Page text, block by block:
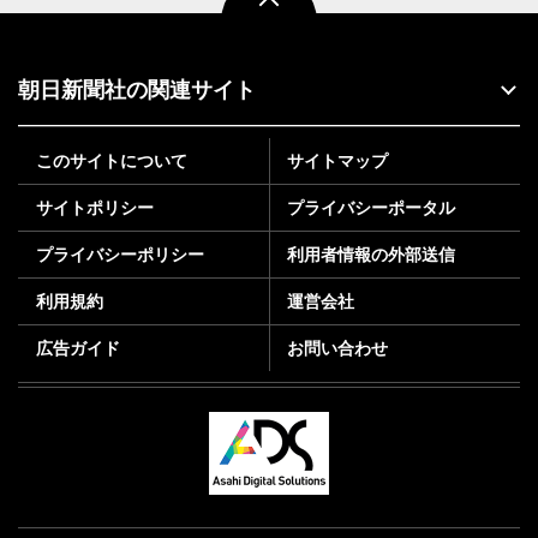
朝日新聞社の関連サイト
このサイトについて サイトマップ
サイトポリシー プライバシーポータル
プライバシーポリシー 利用者情報の外部送信
利用規約 運営会社
広告ガイド お問い合わせ